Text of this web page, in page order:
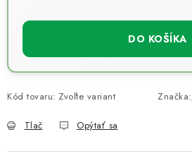
DO KOŠÍKA
Kód tovaru: Zvoľte variant Značka:
Tlač Opýtať sa